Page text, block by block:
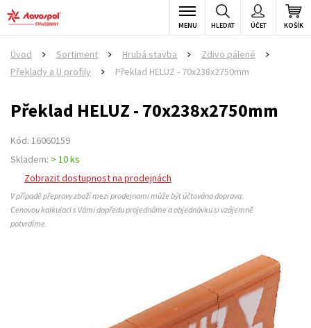
KOŠÍK
ÚČET
HLEDAT
MENU
Úvod Sortiment Hrubá stavba Zdivo pálené
Překlady a U profily
Překlad HELUZ - 70x238x2750mm
Překlad HELUZ - 70x238x2750mm
Kód: 16060159
Skladem: > 10 ks
Zobrazit dostupnost na prodejnách
V případě přepravy zboží mezi prodejnami může být účtována doprava.
Cenovou kalkulaci s Vámi dopředu projednáme a objednávku si vzájemně
potvrdíme.